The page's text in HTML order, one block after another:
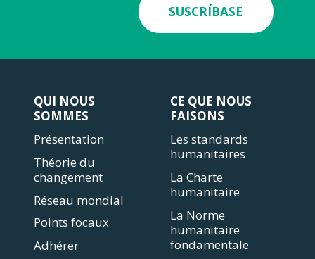
SUSCRÍBASE
QUI NOUS
SOMMES
Présentation
Théorie du
changement
Réseau mondial
Points focaux
Adhérer
CE QUE NOUS
FAISONS
Les standards
humanitaires
La Charte
humanitaire
La Norme
humanitaire
fondamentale